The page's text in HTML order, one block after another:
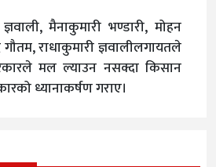
मैनाकुमारी भण्डारी, मोहन
गौतम, राधाकुमारी ज्ञवालीलगायतले
मल ल्याउन नसक्दा किसान
ध्यानाकर्षण गराए।